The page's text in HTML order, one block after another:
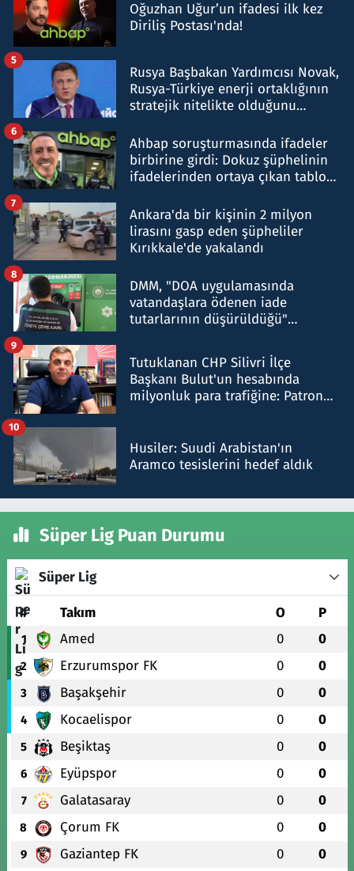
Oğuzhan Uğur’un ifadesi ilk kez
Diriliş Postası'nda!
Rusya Başbakan Yardımcısı Novak,
Rusya-Türkiye enerji ortaklığının
stratejik nitelikte olduğunu
5
Ahbap soruşturmasında ifadeler
birbirine girdi: Dokuz şüphelinin
ifadelerinden ortaya çıkan tablo
6
Ankara'da bir kişinin 2 milyon
lirasını gasp eden şüpheliler
Kırıkkale'de yakalandı
7
DMM, "DOA uygulamasında
vatandaşlara ödenen iade
tutarlarının düşürüldüğü"
8
Tutuklanan CHP Silivri İlçe
Başkanı Bulut'un hesabında
milyonluk para trafiğine: Patron
9
Husiler: Suudi Arabistan'ın
Aramco tesislerini hedef aldık
10
Süper Lig Puan Durumu
Süper Lig
# Takım O P
1 Amed 0 0
2 Erzurumspor FK 0 0
3 Başakşehir 0 0
4 Kocaelispor 0 0
5 Beşiktaş 0 0
6 Eyüpspor 0 0
7 Galatasaray 0 0
8 Çorum FK 0 0
9 Gaziantep FK 0 0